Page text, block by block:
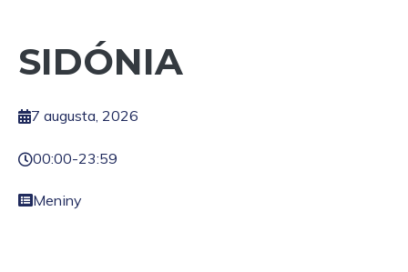
SIDÓNIA
7 augusta, 2026
00:00-23:59
Meniny